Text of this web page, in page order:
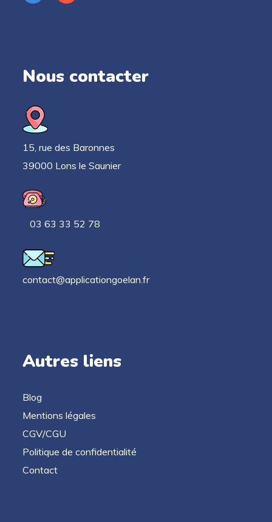
Nous contacter
15, rue des Baronnes
39000 Lons le Saunier
03 63 33 52 78
contact@applicationgoelan.fr
Autres liens
Blog
Mentions légales
CGV/CGU
Politique de confidentialité
Contact